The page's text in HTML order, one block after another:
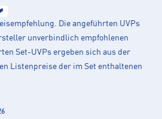
Die angeführten UVPs
unverbindlich empfohlenen
Set-UVPs ergeben sich aus der
Listenpreise der im Set enthaltenen